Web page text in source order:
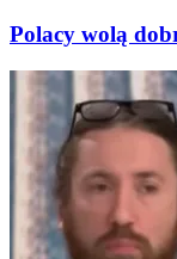
Polacy wolą